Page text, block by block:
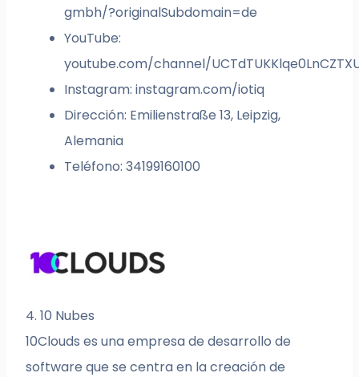
gmbh/?originalSubdomain=de
YouTube:
youtube.com/channel/
Instagram: instagram.com/iotiq
Dirección: Emilienstraße 13, Leipzig,
Alemania
Teléfono: 34199160100
4. 10 Nubes
10Clouds es una empresa de desarrollo de
software que se centra en la creación de